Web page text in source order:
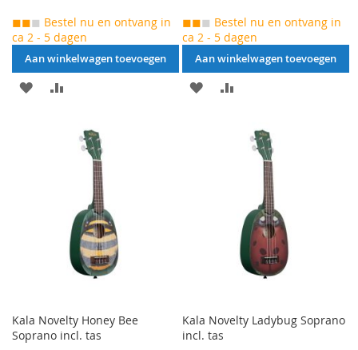
◼◼◼ Bestel nu en ontvang in
ca 2 - 5 dagen
Aan winkelwagen toevoegen
AAN
TOEVOEGEN
OM
VERGELIJKEN
◼◼◼ Bestel nu en ontvang in
ca 2 - 5 dagen
Aan winkelwagen toevoegen
AAN
TOEVOEGEN
OM
VERGELIJKEN
Kala Novelty Honey Bee
Soprano incl. tas
Kala Novelty Ladybug Soprano
incl. tas